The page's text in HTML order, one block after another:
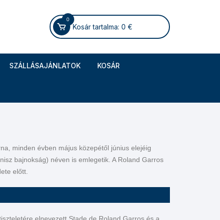
0
Kosár tartalma: 0 €
SZÁLLÁSAJÁNLATOK KOSÁR
minden évben május közepétől június elejéig
bajnokság) néven is emlegetik. A Roland Garros
előtt.